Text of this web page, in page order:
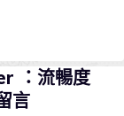
：流暢度
言